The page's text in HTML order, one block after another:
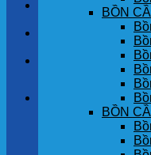
GÓC KHÁCH
Chưa có sản
BỒN
BỒN